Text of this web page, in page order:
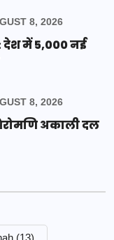
8, 2026
देश में 5,000 नई
8, 2026
अकाली दल